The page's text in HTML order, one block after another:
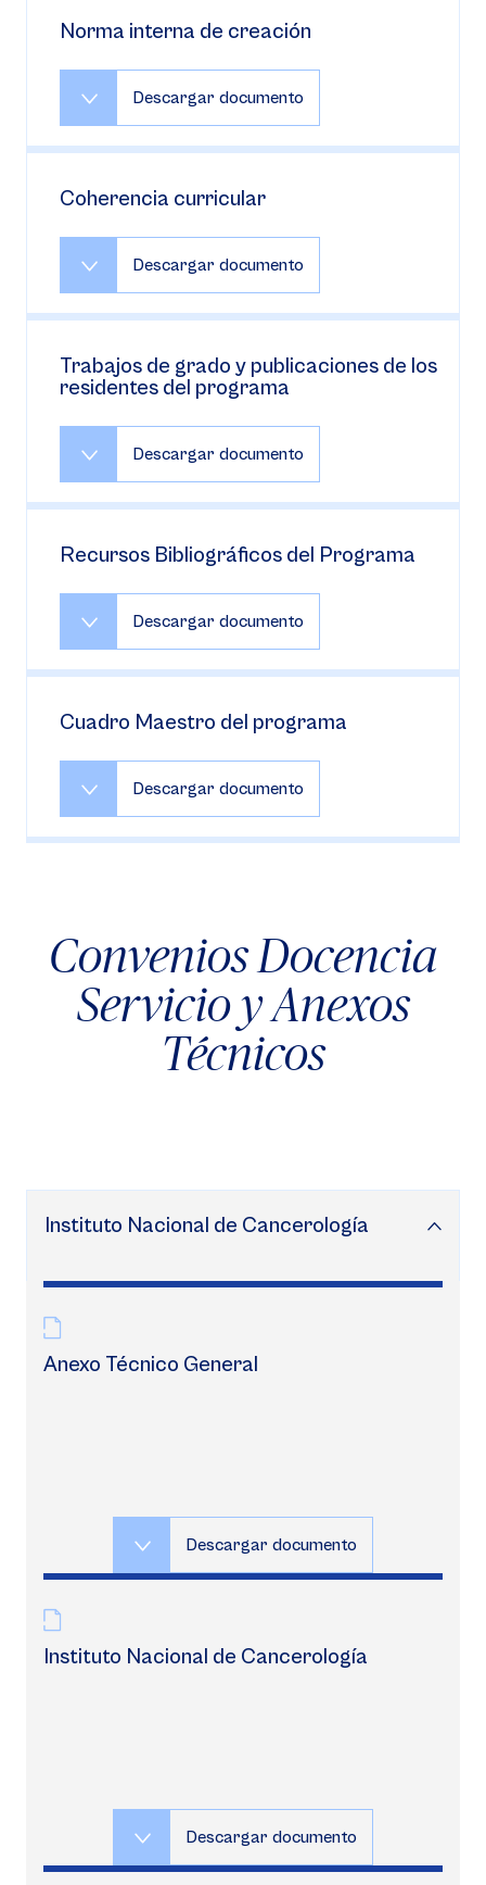
Norma interna de creación
Descargar documento
Coherencia curricular
Descargar documento
Trabajos de grado y publicaciones de los
residentes del programa
Descargar documento
Recursos Bibliográficos del Programa
Descargar documento
Cuadro Maestro del programa
Descargar documento
Convenios Docencia
Servicio y Anexos
Técnicos
Instituto Nacional de Cancerología
Anexo Técnico General
Descargar documento
Instituto Nacional de Cancerología
Descargar documento